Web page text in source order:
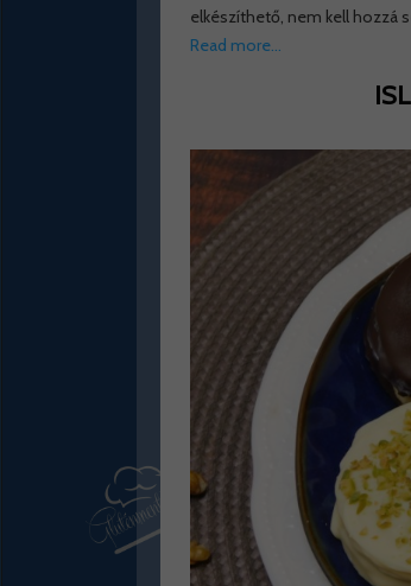
elkészíthető, nem kell hozzá
Read more…